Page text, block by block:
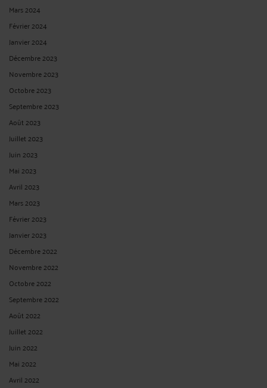
Mars 2024
Février 2024
Janvier 2024
Décembre 2023
Novembre 2023
Octobre 2023
Septembre 2023
Août 2023
Juillet 2023
Juin 2023
Mai 2023
Avril 2023
Mars 2023
Février 2023
Janvier 2023
Décembre 2022
Novembre 2022
Octobre 2022
Septembre 2022
Août 2022
Juillet 2022
Juin 2022
Mai 2022
Avril 2022